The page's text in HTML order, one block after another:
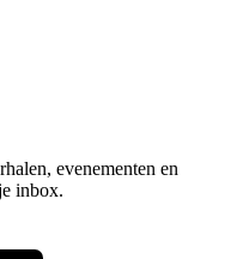
evenementen en
inbox.